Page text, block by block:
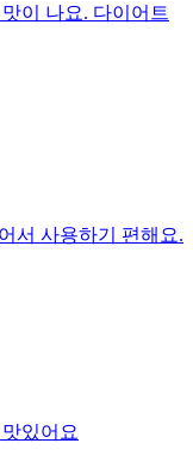
이 나요. 다이어트
서 사용하기 편해요.
있어요